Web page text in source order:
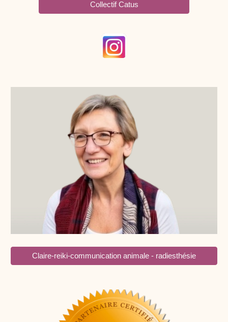
Collectif Catus
Claire-reiki-communication animale - radiesthésie